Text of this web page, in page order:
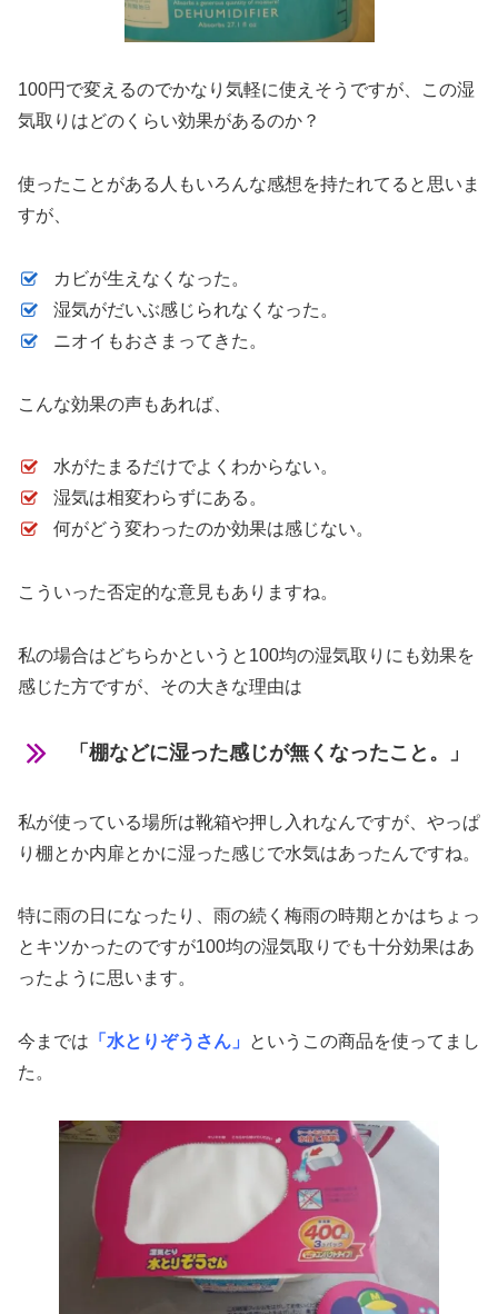
100円で変えるのでかなり気軽に使えそうですが、この湿
気取りはどのくらい効果があるのか？
使ったことがある人もいろんな感想を持たれてると思いま
すが、
カビが生えなくなった。
湿気がだいぶ感じられなくなった。
ニオイもおさまってきた。
こんな効果の声もあれば、
水がたまるだけでよくわからない。
湿気は相変わらずにある。
何がどう変わったのか効果は感じない。
こういった否定的な意見もありますね。
私の場合はどちらかというと100均の湿気取りにも効果を
感じた方ですが、その大きな理由は
「棚などに湿った感じが無くなったこと。」
私が使っている場所は靴箱や押し入れなんですが、やっぱ
り棚とか内扉とかに湿った感じで水気はあったんですね。
特に雨の日になったり、雨の続く梅雨の時期とかはちょっ
とキツかったのですが100均の湿気取りでも十分効果はあ
ったように思います。
今までは 「水とりぞうさん」
というこの商品を使ってまし
た。